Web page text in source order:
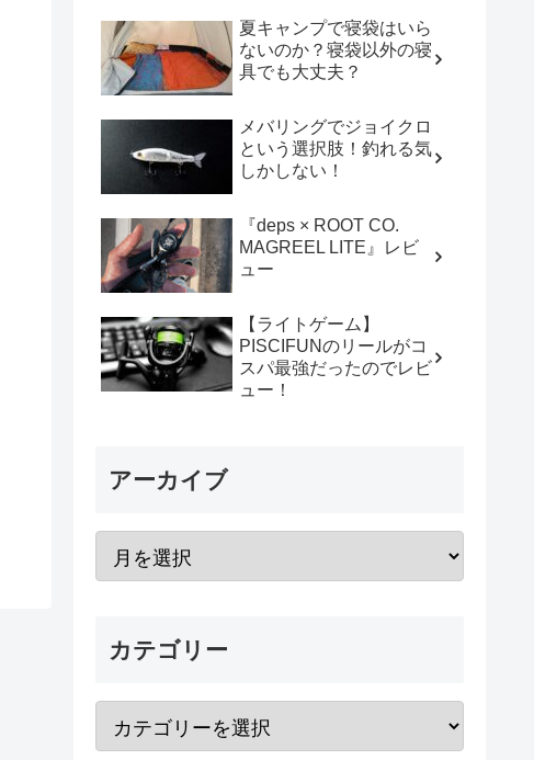
夏キャンプで寝袋はいら
ないのか？寝袋以外の寝
具でも大丈夫？
メバリングでジョイクロ
という選択肢！釣れる気
しかしない！
『deps × ROOT CO.
MAGREEL LITE』レビ
ュー
【ライトゲーム】
PISCIFUNのリールがコ
スパ最強だったのでレビ
ュー！
アーカイブ
カテゴリー